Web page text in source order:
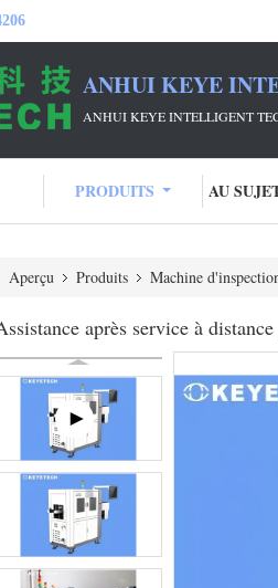
ANHUI KEYE
ANHUI KEYE INTELLIGENT
PRODUITS AU
Aperçu Produits Machine
après service à